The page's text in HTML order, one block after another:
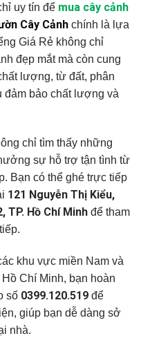
uy tín để mua cây cảnh
Cây Cảnh chính là lựa
Giá Rẻ không chỉ
đẹp mắt mà còn cung
lượng, từ đất, phân
đảm bảo chất lượng và
chỉ tìm thấy những
sự hỗ trợ tận tình từ
Bạn có thể ghé trực tiếp
121 Nguyễn Thị Kiểu,
TP. Hồ Chí Minh để tham
khu vực miền Nam và
Chí Minh, bạn hoàn
số 0399.120.519 để
giúp bạn dễ dàng sở
nhà.